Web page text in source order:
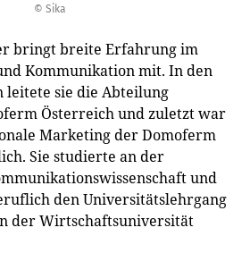
© Sika
bringt breite Erfahrung im
Kommunikation mit. In den
leitete sie die Abteilung
Österreich und zuletzt war
Marketing der Domoferm
Sie studierte an der
und
den Universitätslehrgang
der Wirtschaftsuniversität